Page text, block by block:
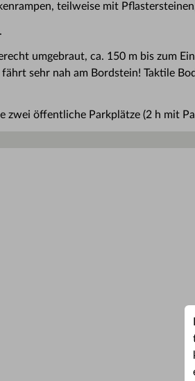
teilweise mit
.
umgebraut, ca. 150 m bis zum
sehr nah am Bordstein! Taktile
zwei öffentliche Parkplätze (2 h mit